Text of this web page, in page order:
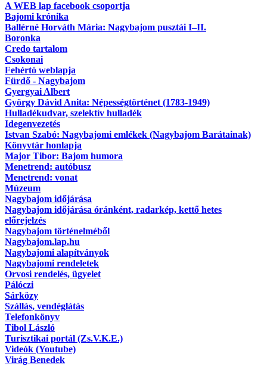
A WEB lap facebook csoportja
Bajomi krónika
Ballérné Horváth Mária: Nagybajom pusztái I–II.
Boronka
Credo tartalom
Csokonai
Fehértó weblapja
Fürdő - Nagybajom
Gyergyai Albert
György Dávid Anita: Népességtörténet (1783-1949)
Hulladékudvar, szelektív hulladék
Idegenvezetés
Istvan Szabó: Nagybajomi emlékek (Nagybajom Barátainak)
Könyvtár honlapja
Major Tibor: Bajom humora
Menetrend: autóbusz
Menetrend: vonat
Múzeum
Nagybajom időjárása
Nagybajom időjárása óránként, radarkép, kettő hetes
előrejelzés
Nagybajom történelméből
Nagybajom.lap.hu
Nagybajomi alapítványok
Nagybajomi rendeletek
Orvosi rendelés, ügyelet
Pálóczi
Sárközy
Szállás, vendéglátás
Telefonkönyv
Tibol László
Turisztikai portál (Zs.V.K.E.)
Videók (Youtube)
Virág Benedek